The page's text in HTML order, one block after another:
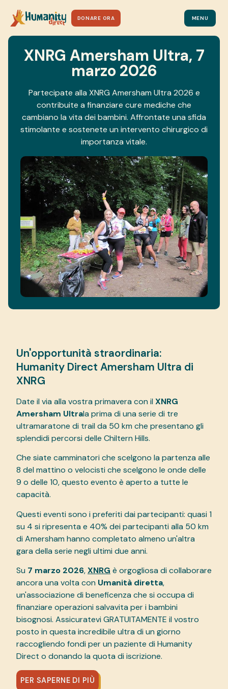
DONARE ORA MENU
XNRG Amersham Ultra, 7
marzo 2026
Partecipate alla XNRG Amersham Ultra 2026 e
contribuite a finanziare cure mediche che
cambiano la vita dei bambini. Affrontate una sfida
stimolante e sostenete un intervento chirurgico di
importanza vitale.
Un'opportunità straordinaria:
Humanity Direct Amersham Ultra di
XNRG
Date il via alla vostra primavera con ilXNRG
Amersham Ultrala prima di una serie di tre
ultramaratone di trail da 50 km che presentano gli
splendidi percorsi delle Chiltern Hills.
Che siate camminatori che scelgono la partenza alle
8 del mattino o velocisti che scelgono le onde delle
9 o delle 10, questo evento è aperto a tutte le
capacità.
Questi eventi sono i preferiti dai partecipanti: quasi 1
su 4 si ripresenta e 40% dei partecipanti alla 50 km
di Amersham hanno completato almeno un'altra
gara della serie negli ultimi due anni.
Su 7 marzo 2026,XNRG è orgogliosa di collaborare
ancora una volta con Umanità diretta,
un'associazione di beneficenza che si occupa di
finanziare operazioni salvavita per i bambini
bisognosi. Assicuratevi GRATUITAMENTE il vostro
posto in questa incredibile ultra di un giorno
raccogliendo fondi per un paziente di Humanity
Direct o donando la quota di iscrizione.
PER SAPERNE DI PIÙ